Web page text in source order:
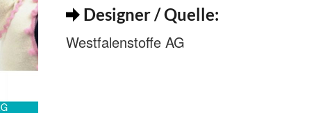
Designer / Quelle:
Westfalenstoffe AG